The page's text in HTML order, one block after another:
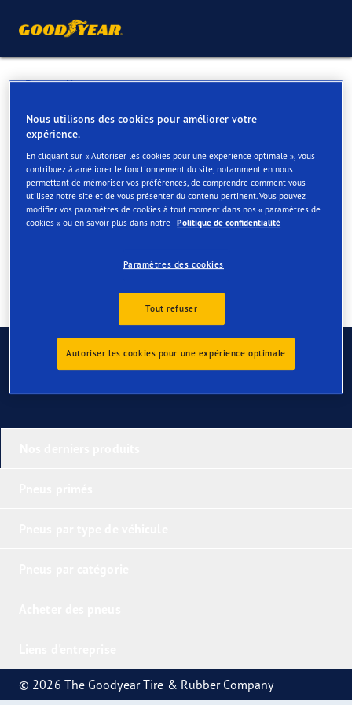
Retour liste
VAN DUFFEL J.
Services disponibles en ligne et en magasin
Contact Services
Contactez-nous
© 2026 The Goodyear Tire & Rubber Company
Nous utilisons des cookies pour améliorer votre
expérience.
En cliquant sur « Autoriser les cookies pour une expérience optimale », vous
contribuez à améliorer le fonctionnement du site, notamment en nous
permettant de mémoriser vos préférences, de comprendre comment vous
utilisez notre site et de vous présenter du contenu pertinent. Vous pouvez
modifier vos paramètres de cookies à tout moment dans nos « paramètres de
cookies » ou en savoir plus dans notre Politique de confidentialité
Paramètres des cookies
Tout refuser
Autoriser les cookies pour une expérience optimale